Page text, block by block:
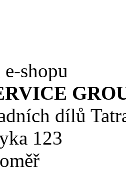
shopu
dílů
123